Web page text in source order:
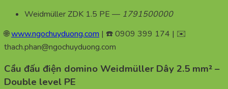
Weidmüller ZDK 1.5 PE — 1791500000
🌐www.ngochuyduong.com | ☎️ 0909 399 174 | ✉️
thach.phan@ngochuyduong.com
Cầu đấu điện domino Weidmüller Dây 2.5 mm² –
Double level PE